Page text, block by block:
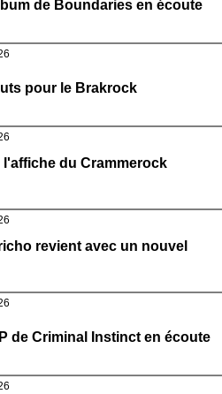
de Boundaries en écoute
pour le Brakrock
l'affiche du Crammerock
revient avec un nouvel
de Criminal Instinct en écoute